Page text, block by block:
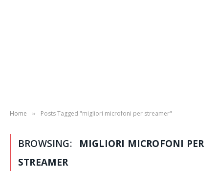
Home » Posts Tagged "migliori microfoni per streamer"
BROWSING:
MIGLIORI MICROFONI PER
STREAMER